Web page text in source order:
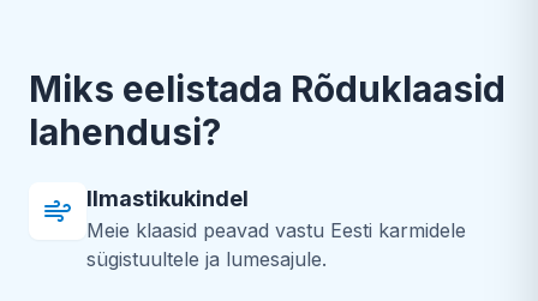
Miks eelistada Rõduklaasid
lahendusi?
Ilmastikukindel
Meie klaasid peavad vastu Eesti karmidele
sügistuultele ja lumesajule.